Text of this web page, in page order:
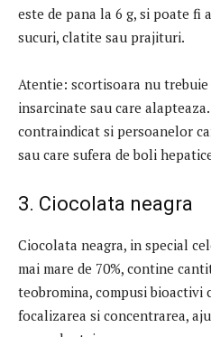
este de pana la 6 g, si poate fi
sucuri, clatite sau prajituri.
Atentie: scortisoara nu trebuie
insarcinate sau care
contraindicat si persoanelor
sau care sufera de boli
3. Ciocolata neagra
Ciocolata neagra, in special
mai mare de 70%, contine
teobromina, compusi bioactivi
focalizarea si concentrarea,